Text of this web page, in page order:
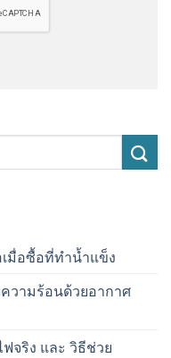
มื่อซื้อที่ทำน้ำแข็ง
วามร้อนด้วยอากาศ
จริง และ วิธีช่วย